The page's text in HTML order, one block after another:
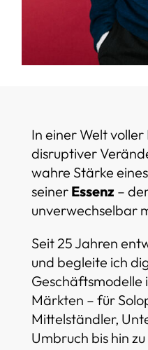
In einer Welt
disruptiver
wahre Stärke
seiner Essenz –
unverwechselbar
Seit 25 Jahren
und begleite ich
Geschäftsmodelle
Märkten – für
Mittelständler,
Umbruch bis hin